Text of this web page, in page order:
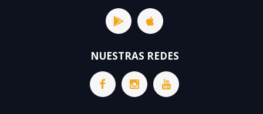
NUESTRAS REDES